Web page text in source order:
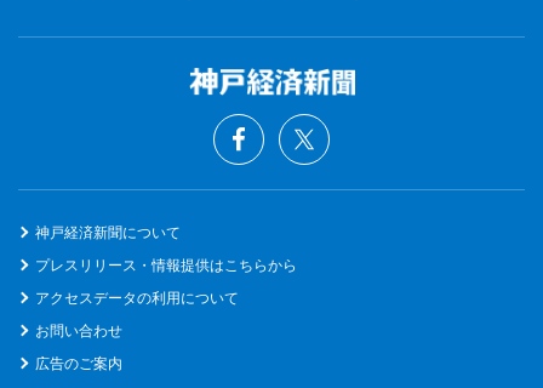
神戸経済新聞について
プレスリリース・情報提供はこちらから
アクセスデータの利用について
お問い合わせ
広告のご案内